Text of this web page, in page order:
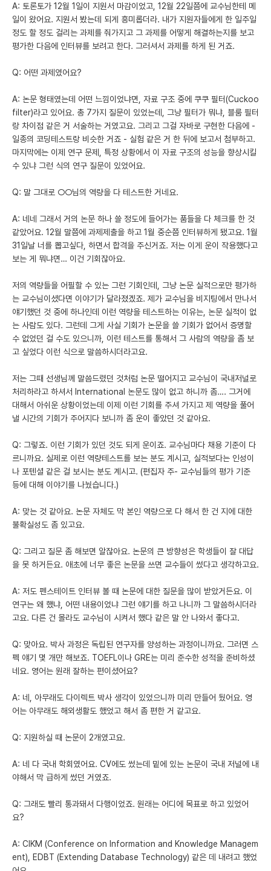
A: 토론토가 12월 1일이 지원서 마감이었고, 12월 22일쯤에 교수님한테 메
일이 왔어요. 지원서 봤는데 되게 흥미롭더라. 내가 지원자들에게 한 일주일
정도 할 정도 걸리는 과제를 줘가지고 그 과제를 어떻게 해결하는지를 보고
평가한 다음에 인터뷰를 보려고 한다. 그러셔서 과제를 하게 된 거죠.
Q: 어떤 과제였어요?
A: 논문 형태였는데 어떤 느낌이었냐면, 자료 구조 중에 쿠쿠 필터(Cuckoo
filter)라고 있어요. 총 7가지 질문이 있었는데, 그냥 필터가 뭐냐, 블룸 필터
랑 차이점 같은 거 서술하는 거였고요. 그리고 그걸 자바로 구현한 다음에 -
일종의 코딩테스트랑 비슷한 거죠 - 실험 같은 거 한 뒤에 보고서 첨부하고.
마지막에는 이제 연구 문제, 특정 상황에서 이 자료 구조의 성능을 향상시킬
수 있냐 그런 식의 연구 질문이 있었어요.
Q: 말 그대로 ○○님의 역량을 다 테스트한 거네요.
A: 네네 그래서 거의 논문 하나 쓸 정도에 들어가는 품들을 다 체크를 한 것
같았어요. 12월 말쯤에 과제제출을 하고 1월 중순쯤 인터뷰하게 됐고요. 1월
31일날 너를 뽑고싶다, 하면서 합격을 주신거죠. 저는 이게 운이 작용했다고
보는 게 뭐냐면… 이건 기회잖아요.
저의 역량들을 어필할 수 있는 그런 기회인데, 그냥 논문 실적으로만 평가하
는 교수님이셨다면 이야기가 달라졌겠죠. 제가 교수님을 비지팅에서 만나서
얘기했던 것 중에 하나인데 이런 역량을 테스트하는 이유는, 논문 실적이 없
는 사람도 있다. 그런데 그게 사실 기회가 논문을 쓸 기회가 없어서 증명할
수 없었던 걸 수도 있으니까, 이런 테스트를 통해서 그 사람의 역량을 좀 보
고 싶었다 이런 식으로 말씀하시더라고요.
저는 그때 선생님께 말씀드렸던 것처럼 논문 떨어지고 교수님이 국내저널로
처리하라고 하셔서 International 논문도 많이 없고 하니까 좀…. 그거에
대해서 아쉬운 상황이었는데 이제 이런 기회를 주셔 가지고 제 역량을 풀어
낼 시간의 기회가 주어지다 보니까 좀 운이 좋았던 것 같아요.
Q: 그렇죠. 이런 기회가 있던 것도 되게 운이죠. 교수님마다 채용 기준이 다
르니까요. 실제로 이런 역량테스트를 보는 분도 계시고, 실적보다는 인성이
나 포텐셜 같은 걸 보시는 분도 계시고. (편집자 주- 교수님들의 평가 기준
등에 대해 이야기를 나눴습니다.)
A: 맞는 것 같아요. 논문 자체도 막 본인 역량으로 다 해서 한 건 지에 대한
불확실성도 좀 있고요.
Q: 그리고 질문 좀 해보면 알잖아요. 논문의 큰 방향성은 학생들이 잘 대답
을 못 하거든요. 애초에 너무 좋은 논문을 쓰면 교수들이 썼다고 생각하고요.
A: 저도 펜스테이트 인터뷰 볼 때 논문에 대한 질문을 많이 받았거든요. 이
연구는 왜 했냐, 어떤 내용이었냐 그런 얘기를 하고 나니까 그 말씀하시더라
고요. 다른 건 몰라도 교수님이 시켜서 했다 같은 말 안 나와서 좋다고.
Q: 맞아요. 박사 과정은 독립된 연구자를 양성하는 과정이니까요. 그러면 스
펙 얘기 몇 개만 해보죠. TOEFL이나 GRE는 미리 준수한 성적을 준비하셨
네요. 영어는 원래 잘하는 편이셨어요?
A: 네, 아무래도 다이렉트 박사 생각이 있었으니까 미리 만들어 뒀어요. 영
어는 아무래도 해외생활도 했었고 해서 좀 편한 거 같고요.
Q: 지원하실 때 논문이 2개였고요.
A: 네 다 국내 학회였어요. CV에도 썼는데 밑에 있는 논문이 국내 저널에 내
야해서 막 급하게 썼던 거였죠.
Q: 그래도 빨리 통과돼서 다행이었죠. 원래는 어디에 목표로 하고 있었어
요?
A: CIKM (Conference on Information and Knowledge Managem
ent), EDBT (Extending Database Technology) 같은 데 내려고 했었